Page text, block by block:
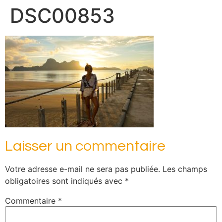
DSC00853
Laisser un commentaire
Votre adresse e-mail ne sera pas publiée. Les champs
obligatoires sont indiqués avec *
Commentaire *